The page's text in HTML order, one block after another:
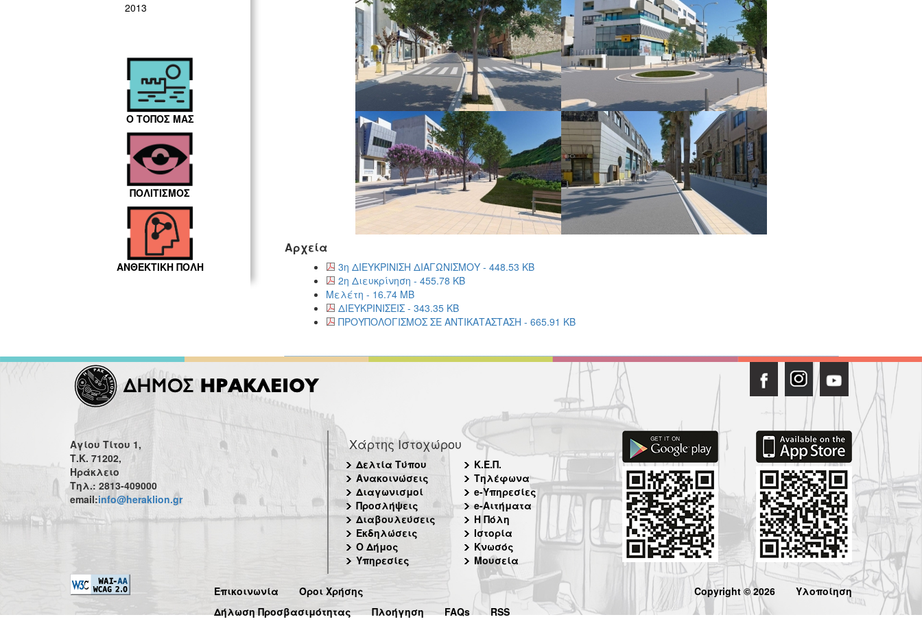
2013
Ο ΤΟΠΟΣ ΜΑΣ
ΠΟΛΙΤΙΣΜΟΣ
ΑΝΘΕΚΤΙΚΗ ΠΟΛΗ
Αρχεία
3η ΔΙΕΥΚΡΙΝΙΣΗ ΔΙΑΓΩΝΙΣΜΟΥ - 448.53 KB
2η Διευκρίνηση - 455.78 KB
Μελέτη - 16.74 MB
ΔΙΕΥΚΡΙΝΙΣΕΙΣ - 343.35 KB
ΠΡΟΥΠΟΛΟΓΙΣΜΟΣ ΣΕ ΑΝΤΙΚΑΤΑΣΤΑΣΗ - 665.91 KB
Αγίου Τίτου 1,
Τ.Κ. 71202,
Ηράκλειο
Τηλ.: 2813-409000
email:info@heraklion.gr
Χάρτης Ιστοχώρου
Δελτία Τύπου
Ανακοινώσεις
Διαγωνισμοί
Προσλήψεις
Διαβουλεύσεις
Εκδηλώσεις
Ο Δήμος
Υπηρεσίες
Κ.Ε.Π.
Τηλέφωνα
e-Υπηρεσίες
e-Αιτήματα
Η Πόλη
Ιστορία
Κνωσός
Μουσεία
Επικοινωνία
Όροι Χρήσης
Δήλωση Προσβασιμότητας
Πλοήγηση FAQs RSS
Copyright © 2026 Υλοποίηση